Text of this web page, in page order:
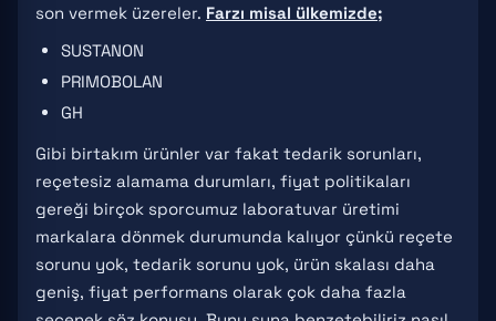
son vermek üzereler. Farzı misal ülkemizde;
SUSTANON
PRIMOBOLAN
GH
Gibi birtakım ürünler var fakat tedarik sorunları,
reçetesiz alamama durumları, fiyat politikaları
gereği birçok sporcumuz laboratuvar üretimi
markalara dönmek durumunda kalıyor çünkü reçete
sorunu yok, tedarik sorunu yok, ürün skalası daha
geniş, fiyat performans olarak çok daha fazla